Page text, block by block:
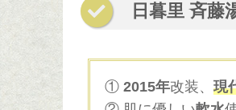
日暮里 斉藤
① 2015年改装、 現